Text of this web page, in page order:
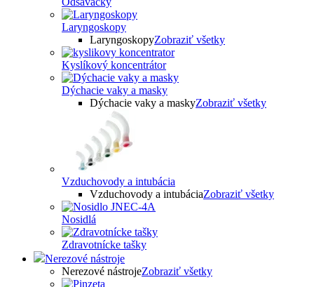
Laryngoskopy
LaryngoskopyZobraziť všetky
Kyslíkový koncentrátor
Dýchacie vaky a masky
Dýchacie vaky a maskyZobraziť všetky
Vzduchovody a intubácia
Vzduchovody a intubáciaZobraziť všetky
Nosidlá
Zdravotnícke tašky
Nerezové nástroje
Nerezové nástrojeZobraziť všetky